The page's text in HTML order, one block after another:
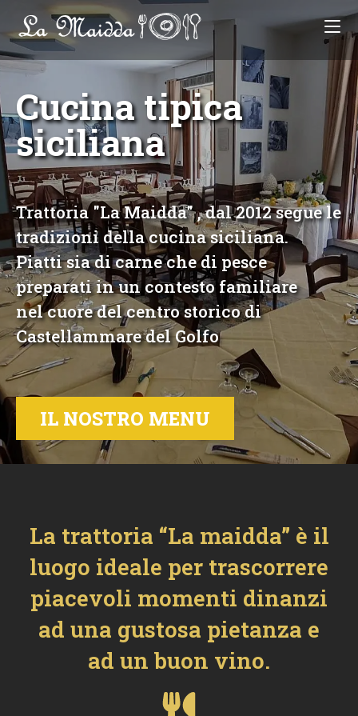
Cucina tipica
siciliana
Trattoria "La Maidda" , dal 2012 segue le
tradizioni della cucina siciliana.
Piatti sia di carne che di pesce
preparati in un contesto familiare
nel cuore del centro storico di
Castellammare del Golfo
IL NOSTRO MENU
La trattoria “La maidda” è il
luogo ideale per trascorrere
piacevoli momenti dinanzi
ad una gustosa pietanza e
ad un buon vino.